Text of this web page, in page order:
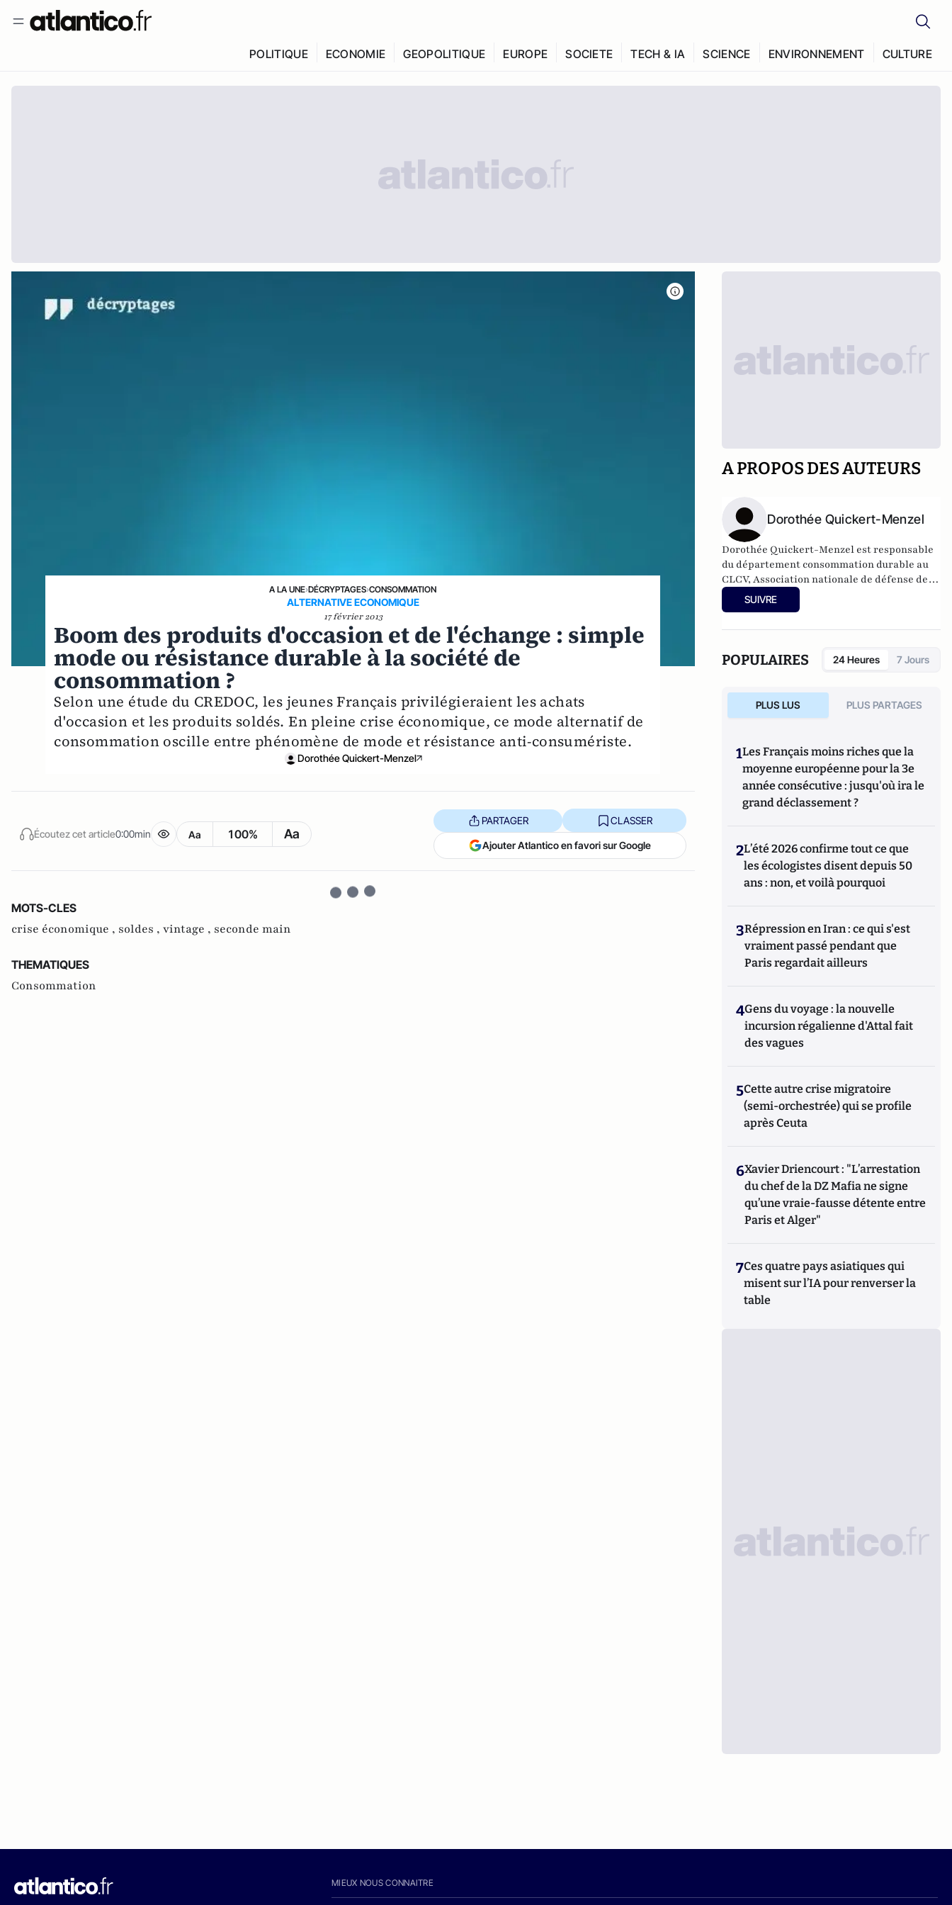
POLITIQUE ECONOMIE GEOPOLITIQUE EUROPE SOCIETE TECH & IA SCIENCE ENVIRONNEMENT CULTURE
A LA UNE›DÉCRYPTAGES›CONSOMMATION
ALTERNATIVE ECONOMIQUE
17 février 2013
Boom des produits d'occasion et de l'échange : simple
mode ou résistance durable à la société de
consommation ?
Selon une étude du CREDOC, les jeunes Français privilégieraient les achats
d'occasion et les produits soldés. En pleine crise économique, ce mode alternatif de
consommation oscille entre phénomène de mode et résistance anti-consumériste.
Dorothée Quickert-Menzel
Écoutez cet article0:00min Aa 100% Aa
PARTAGER CLASSER
Ajouter Atlantico en favori sur Google
MOTS-CLES
crise économique , soldes , vintage , seconde main
THEMATIQUES
Consommation
A PROPOS DES AUTEURS
Dorothée Quickert-Menzel
Dorothée Quickert-Menzel est responsable
du département consommation durable au
CLCV, Association nationale de défense des
consommateurs et des usagers.
SUIVRE
POPULAIRES 24 Heures 7 Jours
PLUS LUS PLUS PARTAGES
1Les Français moins riches que la
moyenne européenne pour la 3e
année consécutive : jusqu'où ira le
grand déclassement ?
2L’été 2026 confirme tout ce que
les écologistes disent depuis 50
ans : non, et voilà pourquoi
3Répression en Iran : ce qui s'est
vraiment passé pendant que
Paris regardait ailleurs
4Gens du voyage : la nouvelle
incursion régalienne d'Attal fait
des vagues
5Cette autre crise migratoire
(semi-orchestrée) qui se profile
après Ceuta
6Xavier Driencourt : "L’arrestation
du chef de la DZ Mafia ne signe
qu’une vraie-fausse détente entre
Paris et Alger"
7Ces quatre pays asiatiques qui
misent sur l’IA pour renverser la
table
MIEUX NOUS CONNAITRE